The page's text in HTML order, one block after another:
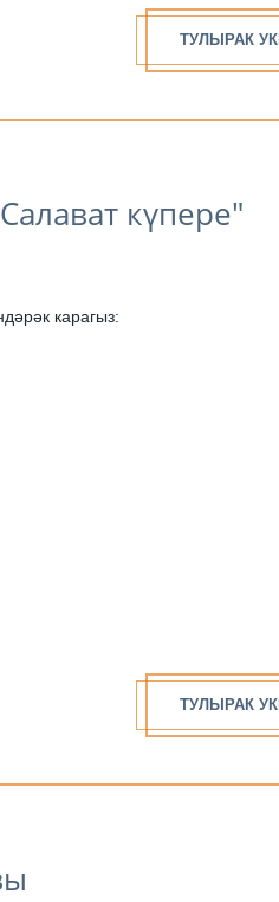
ТУЛЫРАК
күпере"
карагыз:
ТУЛЫРАК